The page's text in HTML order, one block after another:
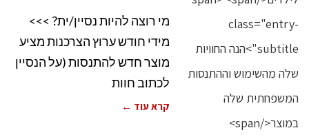
מי רוצה להיות נסיין/ית? >>>
מידי חודש ערוץ הצרכנות מציע
מוצר חדש להתנסות (על הנסיין
לכתוב חוות
קרא עוד ←